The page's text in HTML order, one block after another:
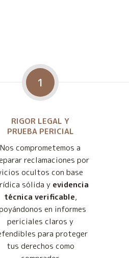
1
RIGOR LEGAL Y
PRUEBA PERICIAL
Nos comprometemos a
reclamaciones por
ocultos con base
sólida y evidencia
técnica verificable,
en informes
periciales claros y
para proteger
tus derechos como